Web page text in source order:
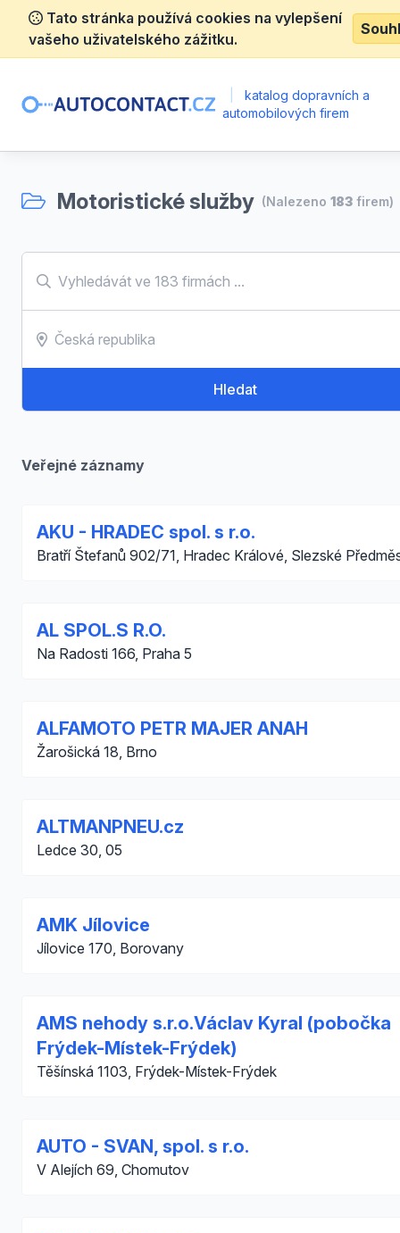
Tato stránka používá cookies na vylepšení
vašeho uživatelského zážitku.
katalog dopravních a
automobilových firem
Motoristické služby (Nalezeno 183 firem)
Hledat
Veřejné záznamy
AKU - HRADEC spol. s r.o.
Bratří Štefanů 902/71, Hradec Králové, Slezské
AL SPOL.S R.O.
Na Radosti 166, Praha 5
ALFAMOTO PETR MAJER ANAH
Žarošická 18, Brno
ALTMANPNEU.cz
Ledce 30, 05
AMK Jílovice
Jílovice 170, Borovany
AMS nehody s.r.o.Václav Kyral (pobočka
Frýdek-Místek-Frýdek)
Těšínská 1103, Frýdek-Místek-Frýdek
AUTO - SVAN, spol. s r.o.
V Alejích 69, Chomutov